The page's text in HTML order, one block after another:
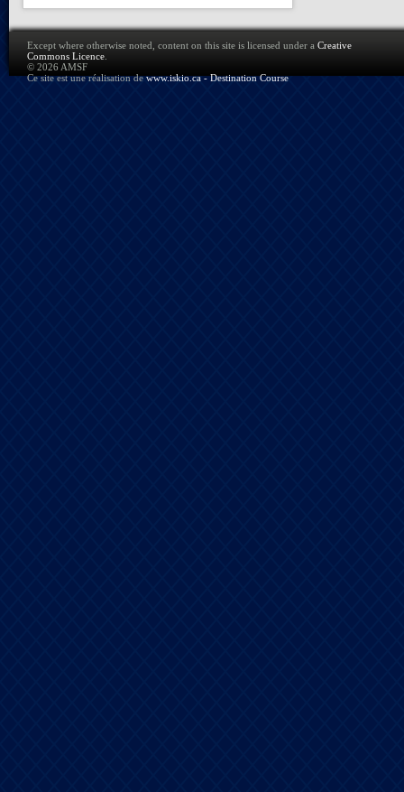
Except where otherwise noted, content on this site is licensed under a Creative
Commons Licence
© 2026 AMSF
Ce site est une réalisation dewww.iskio.ca - Destination Course